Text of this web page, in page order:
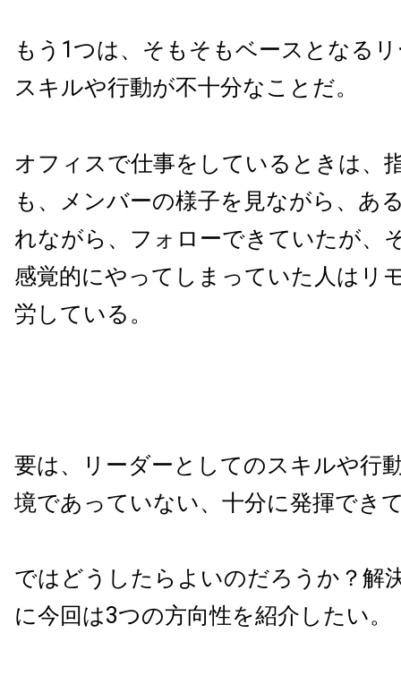
もう1つは、そもそもベースとなる
スキルや行動が不十分なことだ。
オフィスで仕事をしているときは、
も、メンバーの様子を見ながら、あ
れながら、フォローできていたが、
感覚的にやってしまっていた人はリ
労している。
要は、リーダーとしてのスキルや行
境であっていない、十分に発揮でき
ではどうしたらよいのだろうか？解
に今回は3つの方向性を紹介したい。